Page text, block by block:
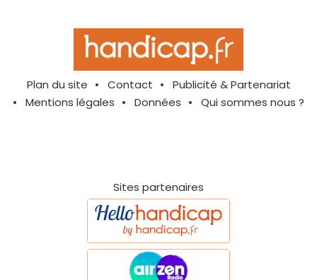
Plan du site Contact
Publicité & Partenariat
Mentions légales
Données Qui sommes nous ?
Sites partenaires